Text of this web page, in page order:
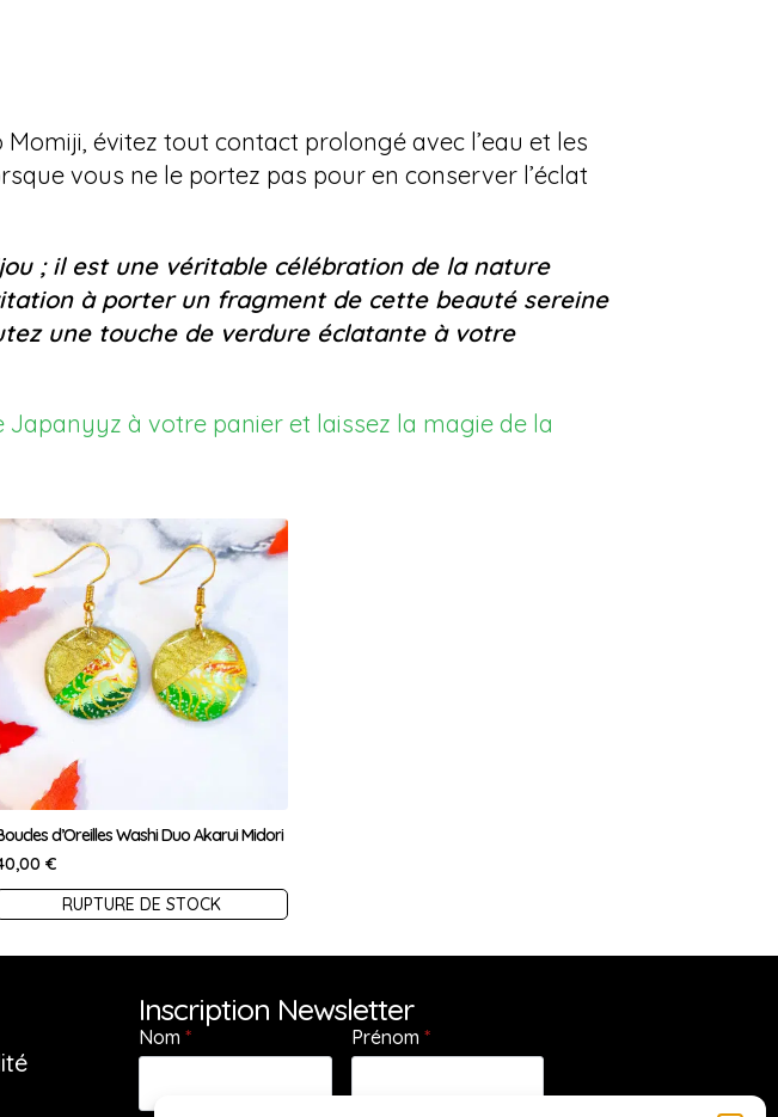
évitez tout contact prolongé avec l’eau et les
vous ne le portez pas pour en conserver l’éclat
; il est une véritable célébration de la nature
à porter un fragment de cette beauté sereine
une touche de verdure éclatante à votre
à votre panier et laissez la magie de la
d’Oreilles Washi Duo Akarui Midori
€
RUPTURE DE STOCK
Inscription Newsletter
Nom * Prénom *